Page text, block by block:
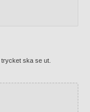
ska se ut.